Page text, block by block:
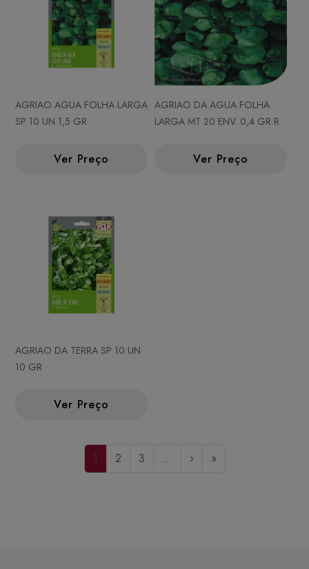
AGRIAO AGUA FOLHA LARGA
SP 10 UN 1,5 GR
Ver Preço
AGRIAO DA AGUA FOLHA
LARGA MT 20 ENV. 0,4 GR R
Ver Preço
AGRIAO DA TERRA SP 10 UN
10 GR
Ver Preço
1 2 3 ... › »